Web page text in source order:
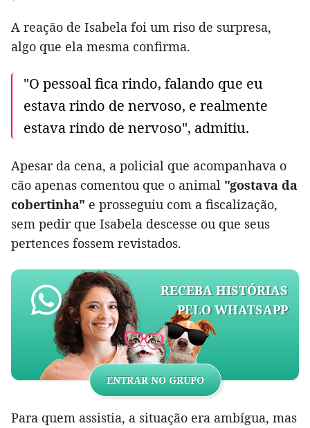
A reação de Isabela foi um riso de surpresa,
algo que ela mesma confirma.
"O pessoal fica rindo, falando que eu
estava rindo de nervoso, e realmente
estava rindo de nervoso", admitiu.
Apesar da cena, a policial que acompanhava o
cão apenas comentou que o animal "gostava da
cobertinha" e prosseguiu com a fiscalização,
sem pedir que Isabela descesse ou que seus
pertences fossem revistados.
RECEBA HISTÓRIAS
PELO WHATSAPP
ENTRAR NO GRUPO
Para quem assistia, a situação era ambígua, mas